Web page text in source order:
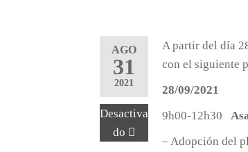
AGO
31
2021
Desactiva
do
A partir del día
con el siguiente
28/09/2021
9h00-12h30
– Adopción del